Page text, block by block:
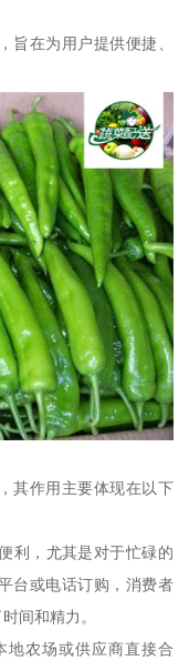
旨在为用户提供便捷、
其作用主要体现在以下
利，尤其是对于忙碌的
台或电话订购，消费者
间和精力。
地农场或供应商直接合